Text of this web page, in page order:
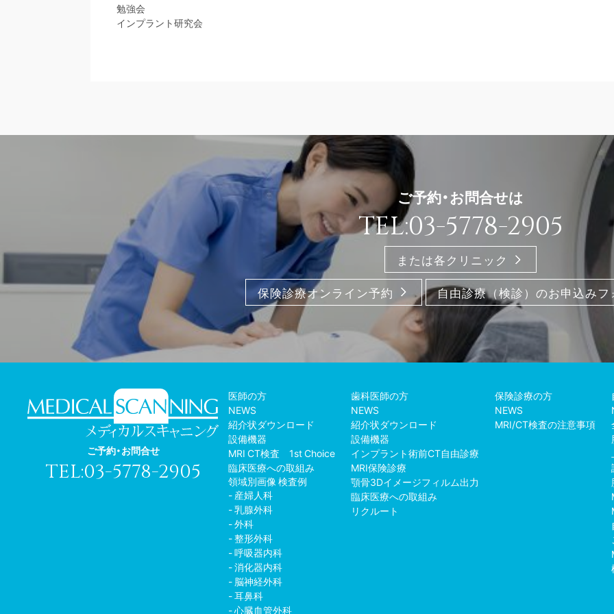
勉強会
インプラント研究会
ご予約・お問合せは
TEL:03-5778-2905
または各クリニック
保険診療オンライン予約 自由診療（検診）のお申込みフ
医師の方
NEWS
紹介状ダウンロード
設備機器
MRI CT検査 1st Choice
臨床医療への取組み
領域別画像 検査例
産婦人科
乳腺外科
外科
整形外科
呼吸器内科
消化器内科
脳神経外科
耳鼻科
心臓血管外科
歯科医師の方
NEWS
紹介状ダウンロード
設備機器
インプラント術前CT自由診療
MRI保険診療
顎骨3Dイメージフィルム出力
臨床医療への取組み
リクルート
保険診療の方
NEWS
MRI/CT検査の注意事項
ご予約・お問合せ
TEL:03-5778-2905